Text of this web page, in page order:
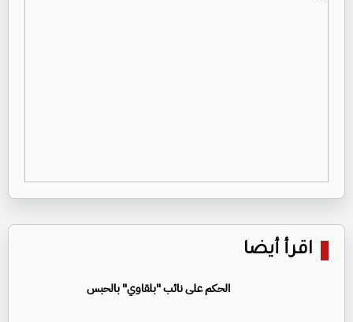
اقرأ أيضا
الحكم على نائب "بلقاوي" بالحبس